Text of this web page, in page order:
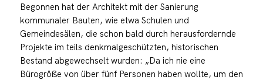
Begonnen hat der Architekt mit der Sanierung
kommunaler Bauten, wie etwa Schulen und
Gemeindesälen, die schon bald durch herausfordernde
Projekte im teils denkmalgeschützten, historischen
Bestand abgewechselt wurden: „Da ich nie eine
Bürogröße von über fünf Personen haben wollte, um den